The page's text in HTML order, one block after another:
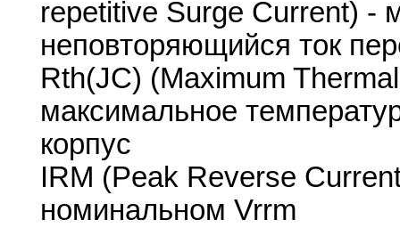
repetitive Surge Current) -
неповторяющийся ток
Rth(JC) (Maximum
максимальное
корпус
IRM (Peak Reverse
номинальном Vrrm